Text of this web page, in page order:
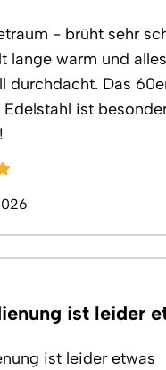
- brüht sehr
lange warm und
durchdacht. Das
ist
ist leider
ist leider etwas